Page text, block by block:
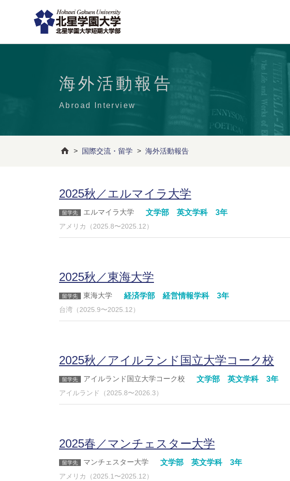
海外活動報告
Abroad Interview
> 国際交流・留学 > 海外活動報告
2025秋／エルマイラ大学
エルマイラ大学 文学部 英文学科 3年
アメリカ（2025.8〜2025.12）
2025秋／東海大学
東海大学 経済学部 経営情報学科 3年
台湾（2025.9〜2025.12）
2025秋／アイルランド国立大学コーク校
アイルランド国立大学コーク校 文学部 英文学科 3年
アイルランド（2025.8〜2026.3）
2025春／マンチェスター大学
マンチェスター大学 文学部 英文学科 3年
アメリカ（2025.1〜2025.12）